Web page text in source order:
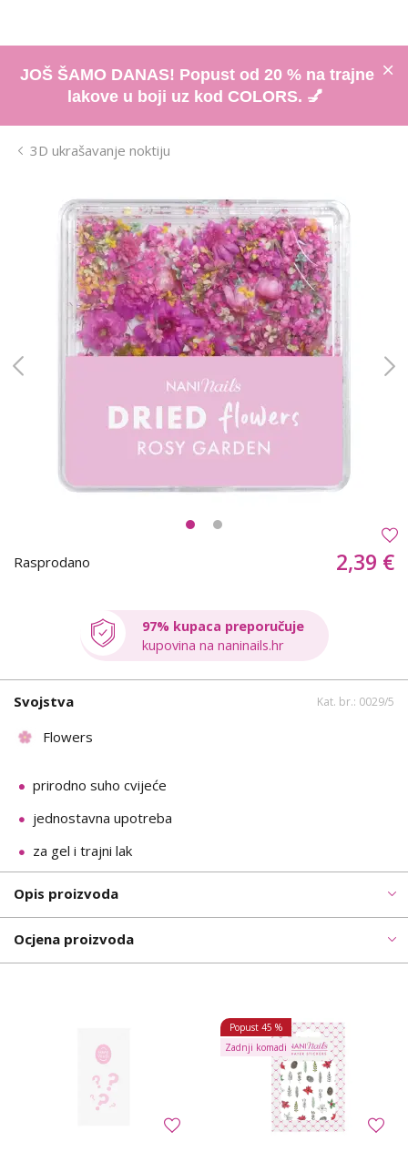
JOŠ ŠAMO DANAS! Popust od 20 % na trajne
lakove u boji uz kod COLORS. 💅
3D ukrašavanje noktiju
Rasprodano 2,39 €
97% kupaca preporučuje
kupovina na naninails.hr
Svojstva Kat. br.: 0029/5
Flowers
prirodno suho cvijeće
jednostavna upotreba
za gel i trajni lak
Opis proizvoda
Ocjena proizvoda
Popust 45 %
Zadnji komadi